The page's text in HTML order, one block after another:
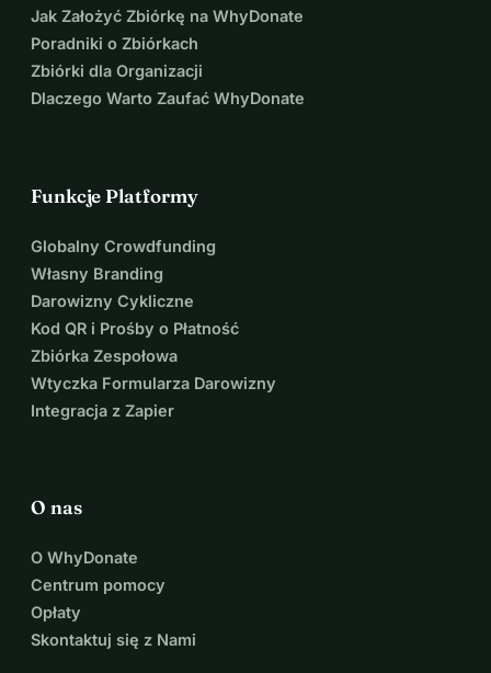
Jak Założyć Zbiórkę na WhyDonate
Poradniki o Zbiórkach
Zbiórki dla Organizacji
Dlaczego Warto Zaufać WhyDonate
Funkcje Platformy
Globalny Crowdfunding
Własny Branding
Darowizny Cykliczne
Kod QR i Prośby o Płatność
Zbiórka Zespołowa
Wtyczka Formularza Darowizny
Integracja z Zapier
O nas
O WhyDonate
Centrum pomocy
Opłaty
Skontaktuj się z Nami